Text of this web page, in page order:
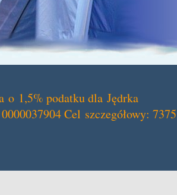
o 1,5% podatku dla Jędrka
Cel szczegółowy: